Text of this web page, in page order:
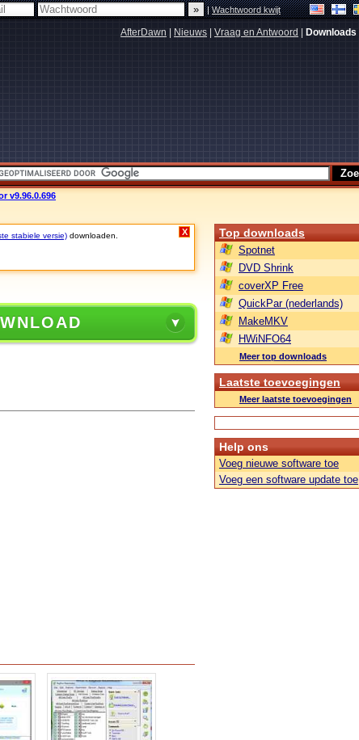
|Wachtwoord kwijt
AfterDawn Nieuws Vraag en Antwoord Downloads
v9.96.0.696
stabiele versie) downloaden. X Top downloads
Spotnet
DVD Shrink
coverXP Free
QuickPar (nederlands)
MakeMKV
HWiNFO64
Meer top downloads
Laatste toevoegingen
Meer laatste toevoegingen
Help ons
Voeg nieuwe software toe
Voeg een software update toe